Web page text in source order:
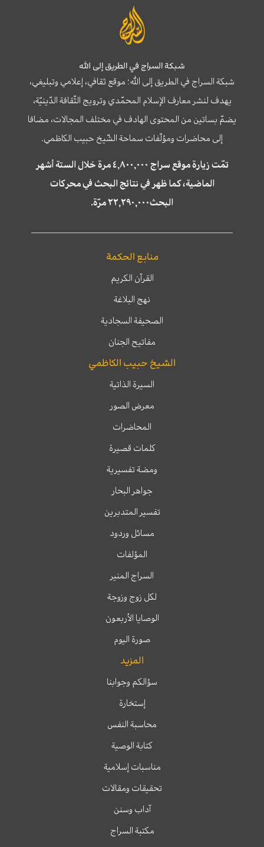
شبكة السراج في الطريق إلى الله
شبكة السراج في الطريق إلى الله؛ موقع ثقافي، إعلامي وتبليغي،
يهدف لنشر معارف الإسلام المحمّدي وترويج الثّقافة الدّينيّة،
يضمّ بساتين من المحتوى الهادف في مختلف المجالات، مضافا
إلى محاضرات ومؤلّفات سماحة الشّيخ حبيب الكاظمي.
تمّت زيارة موقع سراج ٤,٨٠٠,٠٠٠ مرة خلال الستة أشهر
الماضية، كما ظهر في نتائج البحث في محركات
البحث٢٢,٢٩٠,٠٠٠ مرّة.
منابع الحكمة
القرآن الكريم
نهج البلاغة
الصحيفة السجادية
مفاتيح الجنان
الشيخ حبيب الكاظمي
السيرة الذاتية
معرض الصور
المحاضرات
كلمات قصيرة
ومضة تفسيرية
جواهر البحار
تفسير المتدبرين
مسائل وردود
المؤلفات
السراج المنير
لكل زوج وزوجة
الوصايا الأربعون
صورة اليوم
المزيد
سؤالكم وجوابنا
إستخارة
محاسبة النفس
كتابة الوصية
مناسبات إسلامية
تحقيقات ومقالات
آداب وسنن
مكتبة السراج